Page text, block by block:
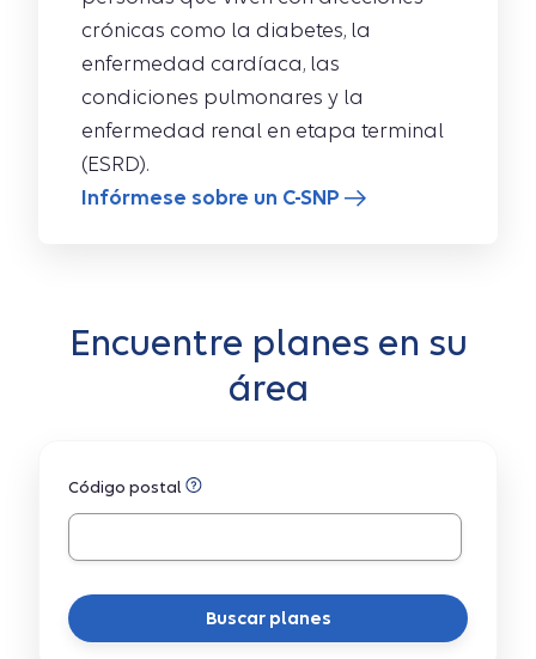
crónicas como la diabetes, la
enfermedad cardíaca, las
condiciones pulmonares y la
enfermedad renal en etapa terminal
(ESRD).
Infórmese sobre un C-SNP
Encuentre planes en su
área
Código postal
Buscar planes